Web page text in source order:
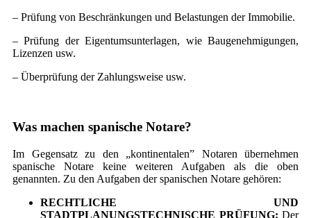
– Prüfung von Beschränkungen und Belastungen der Immobilie.
– Prüfung der Eigentumsunterlagen, wie Baugenehmigungen,
Lizenzen usw.
– Überprüfung der Zahlungsweise usw.
Was machen spanische Notare?
Im Gegensatz zu den „kontinentalen” Notaren übernehmen
spanische Notare keine weiteren Aufgaben als die oben
genannten. Zu den Aufgaben der spanischen Notare gehören:
RECHTLICHE UND
STADTPLANUNGSTECHNISCHE PRÜFUNG: Der